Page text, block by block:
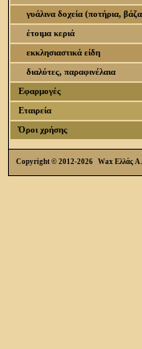
γυάλινα δοχεία (ποτήρια,
έτοιμα κεριά
εκκλησιαστικά είδη
διαλύτες, παραφινέλαια
Εφαρμογές
Εταιρεία
Όροι χρήσης
Copyright © 2012-2026 Wax Ελλάς